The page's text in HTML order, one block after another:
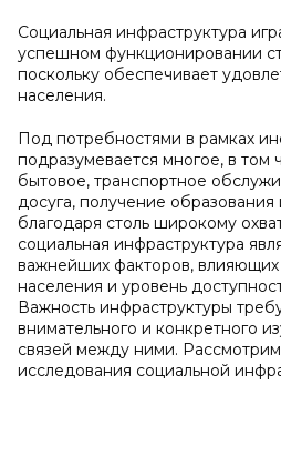
Социальная инфраструктура
успешном функционировании
поскольку обеспечивает
населения.
Под потребностями в рамках
подразумевается многое, в том
бытовое, транспортное
досуга, получение
благодаря столь широкому
социальная инфраструктура
важнейших факторов, влияющих
населения и уровень
Важность инфраструктуры
внимательного и конкретного
связей между ними.
исследования социальной